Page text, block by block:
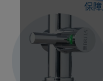
保